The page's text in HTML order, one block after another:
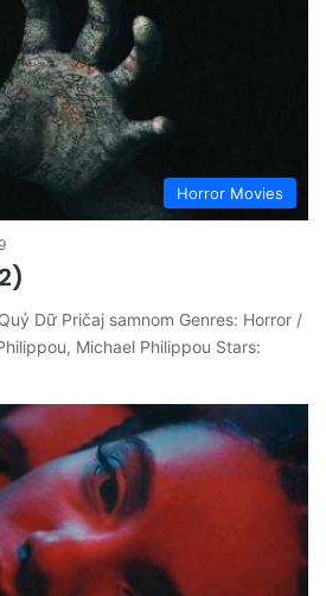
Horror Movies
Dữ Pričaj samnom Genres: Horror /
Michael Philippou Stars: